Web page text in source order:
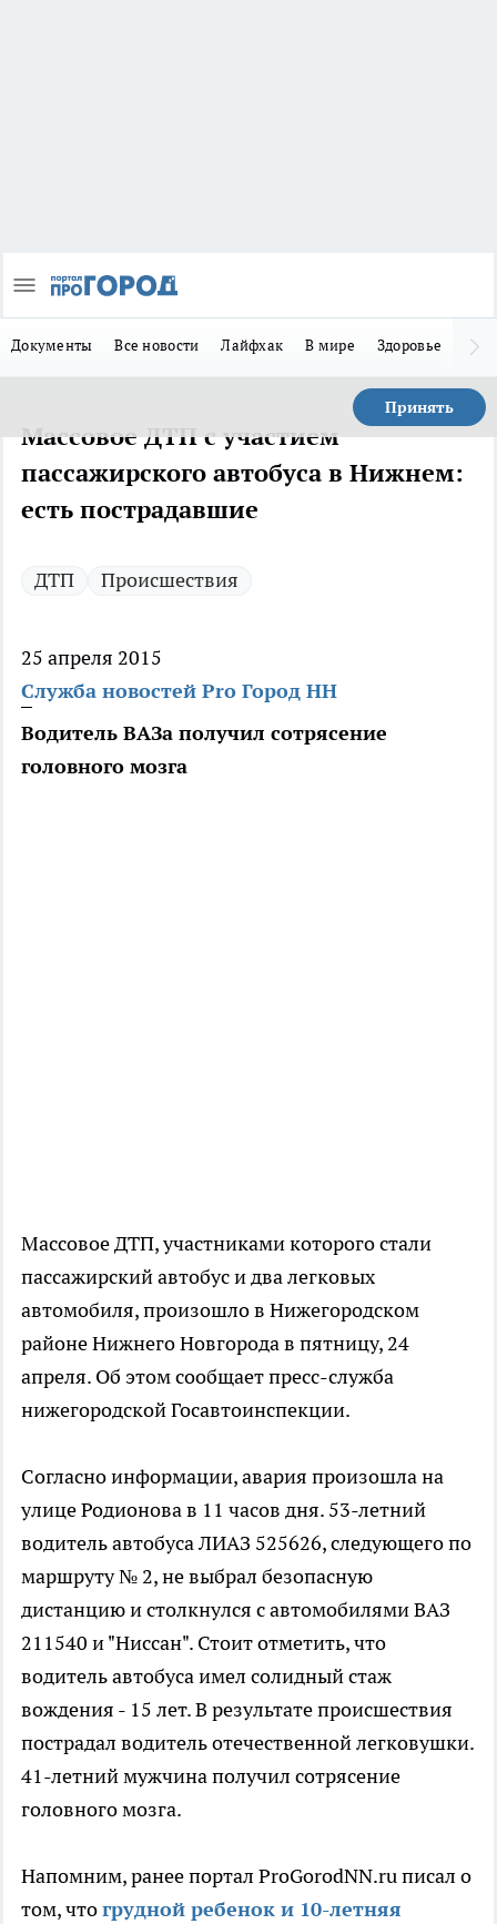
Документы Все новости Лайфхак В мире Здоровье
Принять
Массовое ДТП с участием
пассажирского автобуса в Нижнем:
есть пострадавшие
ДТП Происшествия
25 апреля 2015
Служба новостей Pro Город НН
Водитель ВАЗа получил сотрясение
головного мозга
Массовое ДТП, участниками которого стали
пассажирский автобус и два легковых
автомобиля, произошло в Нижегородском
районе Нижнего Новгорода в пятницу, 24
апреля. Об этом сообщает пресс-служба
нижегородской Госавтоинспекции.
Согласно информации, авария произошла на
улице Родионова в 11 часов дня. 53-летний
водитель автобуса ЛИАЗ 525626, следующего по
маршруту № 2, не выбрал безопасную
дистанцию и столкнулся с автомобилями ВАЗ
211540 и "Ниссан". Стоит отметить, что
водитель автобуса имел солидный стаж
вождения - 15 лет. В результате происшествия
пострадал водитель отечественной легковушки.
41-летний мужчина получил сотрясение
головного мозга.
Напомним, ранее портал ProGorodNN.ru писал о
том, чтогрудной ребенок и 10-летняя